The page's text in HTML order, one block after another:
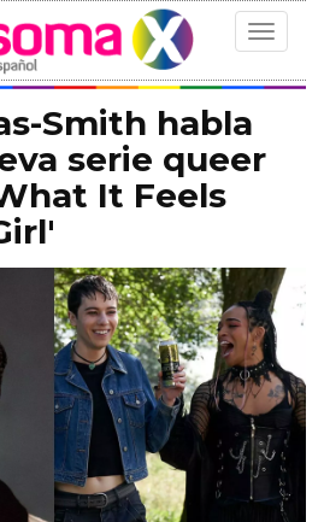
Toggle
Smith habla
serie queer
It Feels